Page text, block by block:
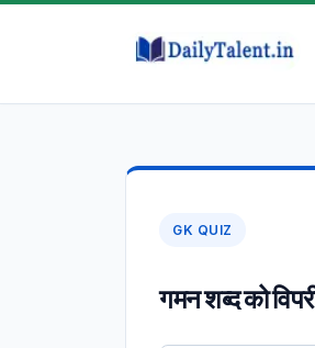
GK QUIZ
गमन शब्द को